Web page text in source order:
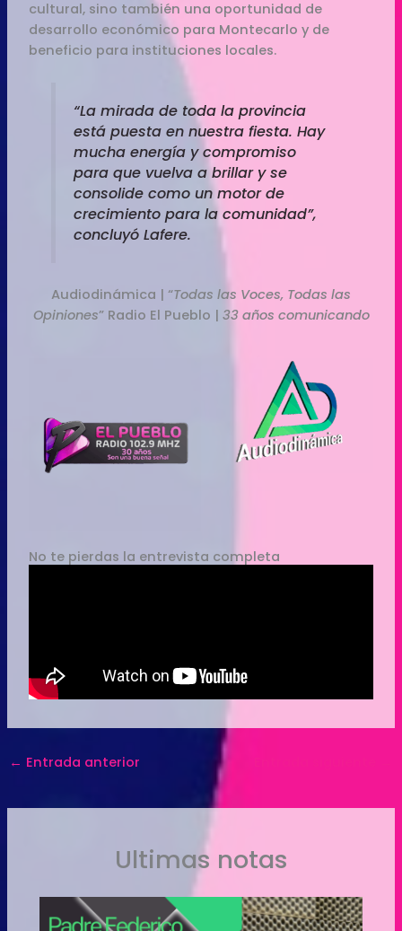
cultural, sino también una oportunidad de
desarrollo económico para Montecarlo y de
beneficio para instituciones locales.
“La mirada de toda la provincia
está puesta en nuestra fiesta. Hay
mucha energía y compromiso
para que vuelva a brillar y se
consolide como un motor de
crecimiento para la comunidad”,
concluyó Lafere.
Audiodinámica | “Todas las Voces, Todas las
Opiniones” Radio El Pueblo | 33 años comunicando
No te pierdas la entrevista completa
← Entrada anterior
Ultimas notas